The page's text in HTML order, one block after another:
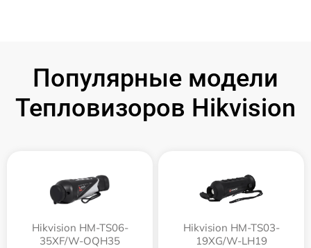
Популярные модели
Тепловизоров Hikvision
Hikvision HM-TS06-
35XF/W-OQH35
Hikvision HM-TS03-
19XG/W-LH19